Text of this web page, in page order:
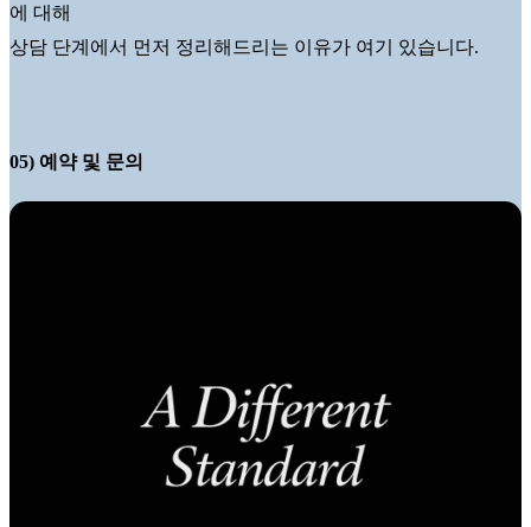
에 대해
상담 단계에서 먼저 정리해드리는 이유가 여기 있습니다.
05) 예약 및 문의